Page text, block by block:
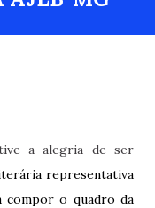
a alegria de ser
representativa
compor o quadro da